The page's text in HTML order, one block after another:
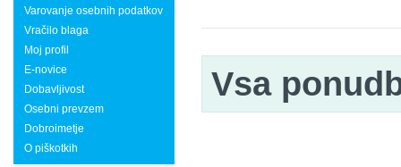
Varovanje osebnih podatkov
Vračilo blaga
Moj profil
E-novice
Dobavljivost
Osebni prevzem
Dobroimetje
O piškotkih
Vsa